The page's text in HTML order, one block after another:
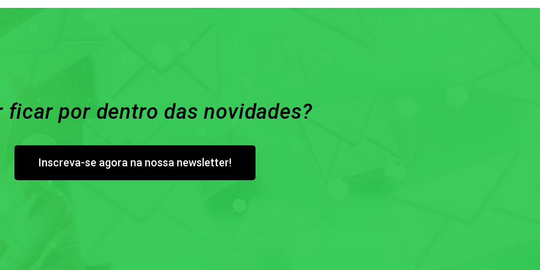
ficar por dentro das novidades?
Inscreva-se agora na nossa newsletter!